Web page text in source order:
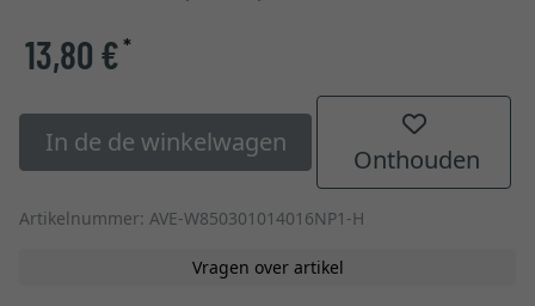
13,80 €*
In de de winkelwagen
Onthouden
Artikelnummer: AVE-W850301014016NP1-H
Vragen over artikel